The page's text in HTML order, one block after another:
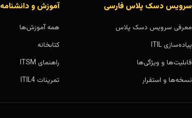
سرویس دسک پلاس فارسی
معرفی سرویس دسک پلاس
پیاده‌سازی ITIL
قابلیت‌ها و ویژگی‌ها
نسخه‌ها و استقرار
آموزش و دانشنامه
همه آموزش‌ها
کتابخانه
راهنمای ITSM
تمرینات ITIL4